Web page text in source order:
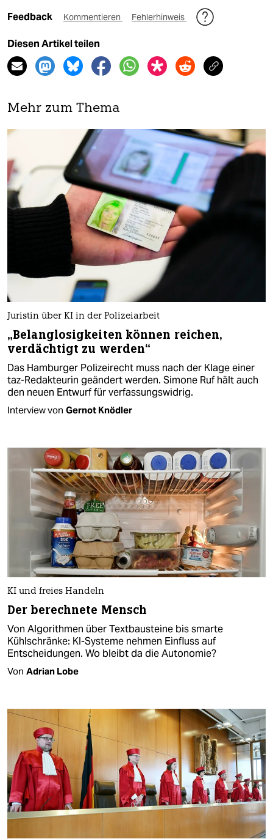
Feedback Kommentieren Fehlerhinweis
Diesen Artikel teilen
Mehr zum Thema
Juristin über KI in der Polizeiarbeit
„Belanglosigkeiten können reichen,
verdächtigt zu werden“
Das Hamburger Polizeirecht muss nach der Klage einer
taz-Redakteurin geändert werden. Simone Ruf hält auch
den neuen Entwurf für verfassungswidrig.
Interview von Gernot Knödler
KI und freies Handeln
Der berechnete Mensch
Von Algorithmen über Textbausteine bis smarte
Kühlschränke: KI-Systeme nehmen Einfluss auf
Entscheidungen. Wo bleibt da die Autonomie?
Von Adrian Lobe